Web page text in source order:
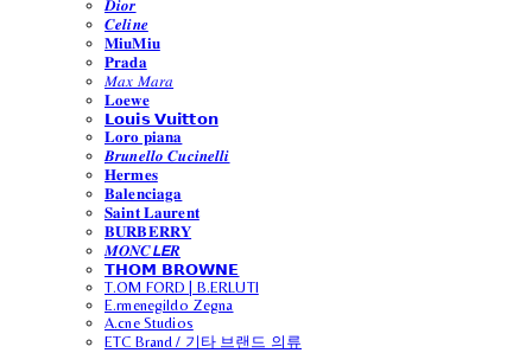
𝑫𝒊𝒐𝒓
𝑪𝒆𝒍𝒊𝒏𝒆
𝐌𝐢𝐮𝐌𝐢𝐮
𝐏𝐫𝐚𝐝𝐚
𝑀𝑎𝑥 𝑀𝑎𝑟𝑎
𝐋𝐨𝐞𝐰𝐞
𝗟𝗼𝘂𝗶𝘀 𝗩𝘂𝗶𝘁𝘁𝗼𝗻
𝐋𝐨𝐫𝐨 𝐩𝐢𝐚𝐧𝐚
𝑩𝒓𝒖𝒏𝒆𝒍𝒍𝒐 𝑪𝒖𝒄𝒊𝒏𝒆𝒍𝒍𝒊
𝐇𝐞𝐫𝐦𝐞𝐬
𝐁𝐚𝐥𝐞𝐧𝐜𝐢𝐚𝐠𝐚
𝐒𝐚𝐢𝐧𝐭 𝐋𝐚𝐮𝐫𝐞𝐧𝐭
𝐁𝐔𝐑𝐁𝐄𝐑𝐑𝐘
𝑴𝑶𝑵𝑪𝙇𝙀𝑹
𝗧𝗛𝗢𝗠 𝗕𝗥𝗢𝗪𝗡𝗘
T.OM FORD | B.ERLUTI
E.rmenegildo Zegna
A.cne Studios
ETC Brand / 기타 브랜드 의류